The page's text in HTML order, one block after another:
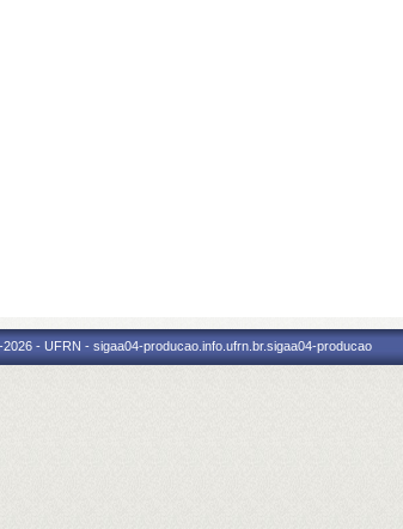
- UFRN - sigaa04-producao.info.ufrn.br.sigaa04-producao